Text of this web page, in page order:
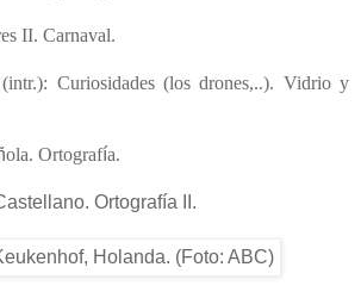
II. Carnaval.
Curiosidades (losdrones,..). Vidrio y
ola. Ortografía.
Ortografía II.